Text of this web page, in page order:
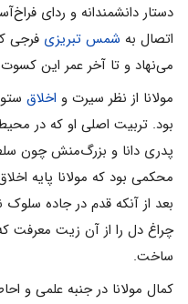
دستار دانشمندانه و ردای
اتصال به شمس تبریزی فرجی
می‌نهاد و تا آخر عمر این
مولانا از نظر سیرت و اخلاق
بود. تربیت اصلی او که در
پدری دانا و بزرگ‌منش چون
محکمی بود که مولانا پایه
بعد از آنکه قدم در جاده
چراغ دل را از آن زیت معرفت
ساخت.
کمال مولانا در جنبه علمی و